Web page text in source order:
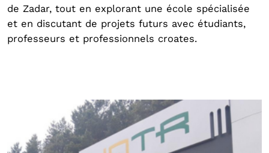
de Zadar, tout en explorant une école spécialisée
et en discutant de projets futurs avec étudiants,
professeurs et professionnels croates.